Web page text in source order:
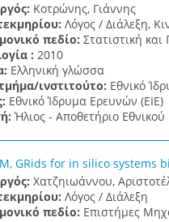
Κοτρώνης, Γιάννης
Λόγος / Διάλεξη,
πεδίο: Στατιστική
: 2010
Ελληνική γλώσσα
ινστιτούτο: Εθνικό
Εθνικό Ίδρυμα Ερευνών (ΕΙΕ)
Ήλιος - Αποθετήριο
GRids for in silico systems
Χατζηιωάννου,
Λόγος / Διάλεξη
πεδίο: Επιστήμες